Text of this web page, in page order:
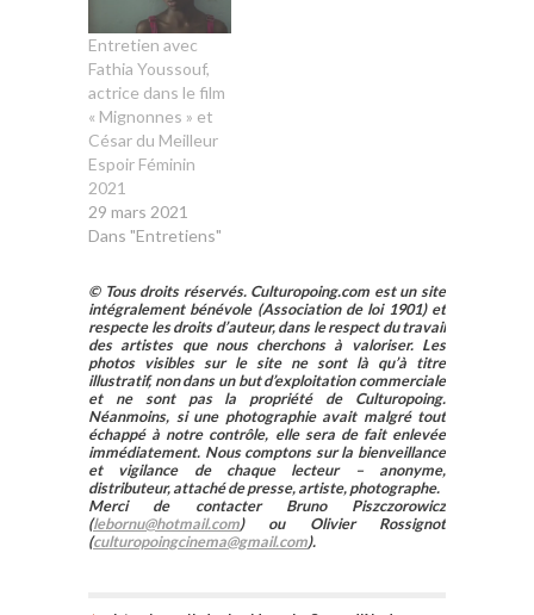
Entretien avec
Fathia Youssouf,
actrice dans le film
« Mignonnes » et
César du Meilleur
Espoir Féminin
2021
29 mars 2021
Dans "Entretiens"
© Tous droits réservés. Culturopoing.com est un site
intégralement bénévole (Association de loi 1901) et
respecte les droits d’auteur, dans le respect du travail
des artistes que nous cherchons à valoriser. Les
photos visibles sur le site ne sont là qu’à titre
illustratif, non dans un but d’exploitation commerciale
et ne sont pas la propriété de Culturopoing.
Néanmoins, si une photographie avait malgré tout
échappé à notre contrôle, elle sera de fait enlevée
immédiatement. Nous comptons sur la bienveillance
et vigilance de chaque lecteur – anonyme,
distributeur, attaché de presse, artiste, photographe.
Merci de contacter Bruno Piszczorowicz
(lebornu@hotmail.com) ou Olivier Rossignot
(culturopoingcinema@gmail.com).